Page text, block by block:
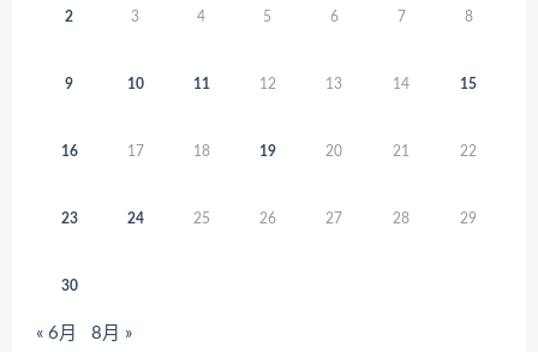
2 3 4 5 6 7 8
9 10 11 12 13 14 15
16 17 18 19 20 21 22
23 24 25 26 27 28 29
30
« 6月 8月 »